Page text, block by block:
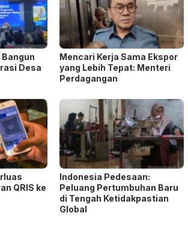
Desa
Mencari Kerja Sama Ekspor
yang Lebih Tepat: Menteri
Perdagangan
QRIS ke
Indonesia Pedesaan:
Peluang Pertumbuhan Baru
di Tengah Ketidakpastian
Global